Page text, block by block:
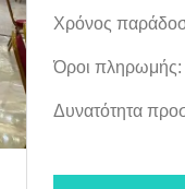
Χρόνος
Όροι πληρωμής:
Δυνατότητα